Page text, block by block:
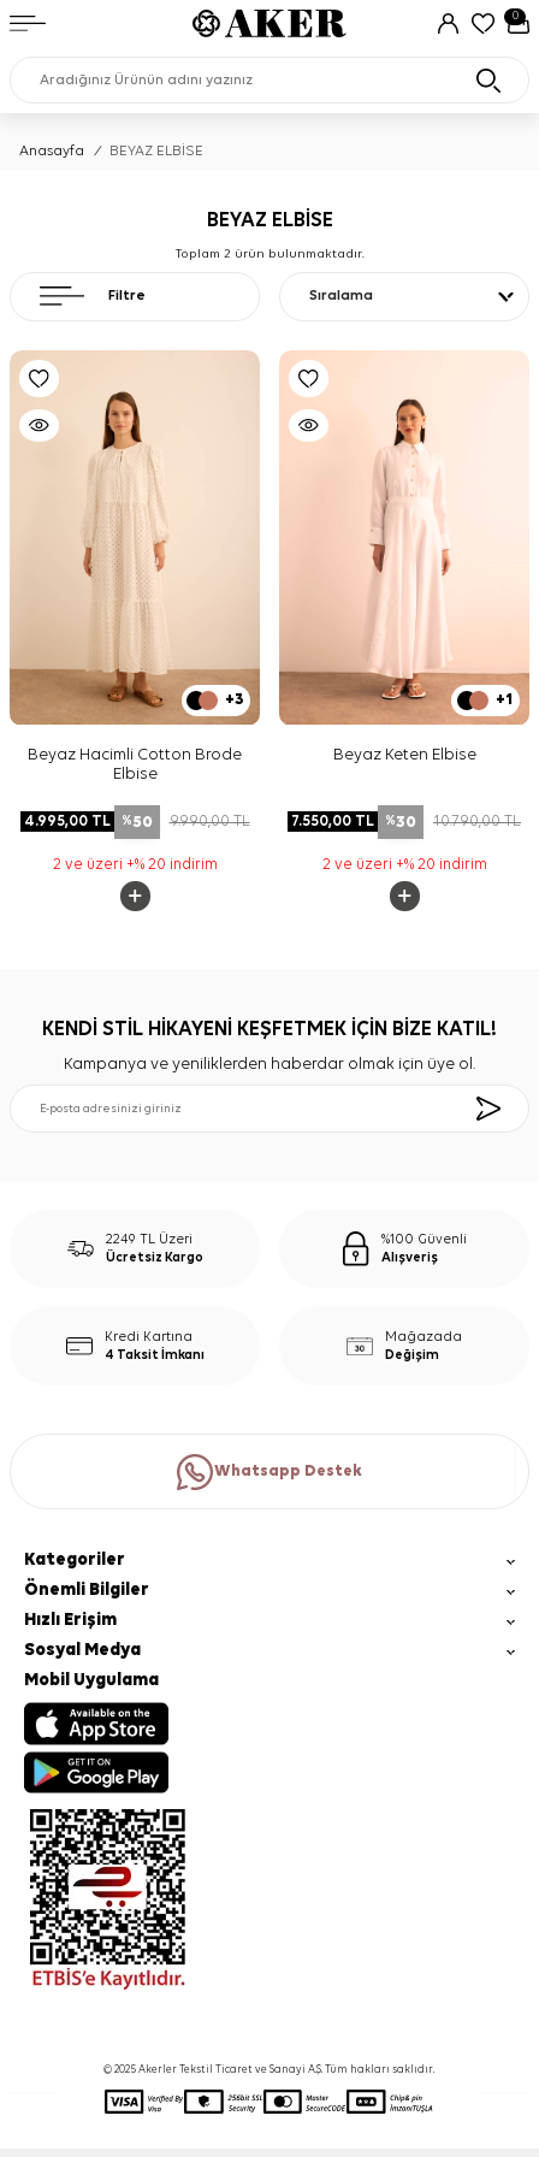
0
Anasayfa / BEYAZ ELBİSE
Filtre
BEYAZ ELBİSE
Toplam 2 ürün bulunmaktadır.
Sıralama
+3
Beyaz Hacimli Cotton Brode
Elbise
4.995,00TL %50 9.990,00TL
2 ve üzeri +% 20 indirim
+1
Beyaz Keten Elbise
7.550,00 TL %30 10.790,00TL
2 ve üzeri +% 20 indirim
KENDİ STİL HİKAYENİ KEŞFETMEK İÇİN BİZE KATIL!
Kampanya ve yeniliklerden haberdar olmak için üye ol.
2249 TL Üzeri
Ücretsiz Kargo
%100 Güvenli
Alışveriş
Kredi Kartına
4 Taksit İmkanı
Mağazada
Değişim
Whatsapp Destek
Kategoriler
Önemli Bilgiler
Hızlı Erişim
Sosyal Medya
Mobil Uygulama
© 2025 Akerler Tekstil Ticaret ve Sanayi A.Ş. Tüm hakları saklıdır.